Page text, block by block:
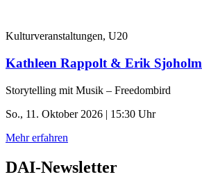
Kulturveranstaltungen, U20
Kathleen Rappolt & Erik Sjoholm
Storytelling mit Musik – Freedombird
So., 11. Oktober 2026 | 15:30 Uhr
Mehr erfahren
DAI-Newsletter